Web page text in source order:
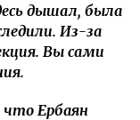
дышал, была
Из-за
Вы сами
что Ербаян